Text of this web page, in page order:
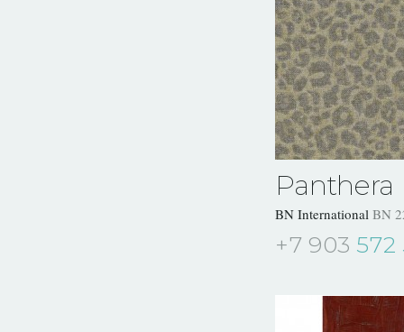
Panthera
BN International BN
+7 903 572